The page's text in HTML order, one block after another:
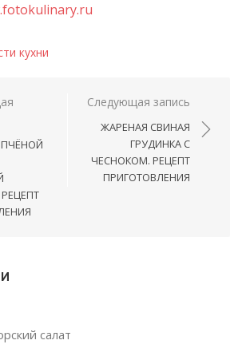
кухни
по записямСледующая запись
ЖАРЕНАЯ СВИНАЯ
ГРУДИНКА С
ЧЕСНОКОМ. РЕЦЕПТ
ПРИГОТОВЛЕНИЯ
салат